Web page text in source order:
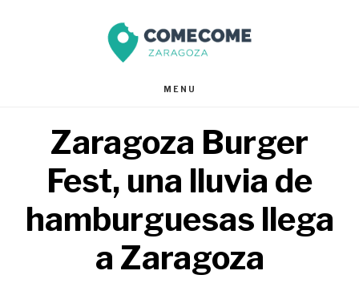
página
MENU
Zaragoza Burger
Fest, una lluvia de
hamburguesas llega
a Zaragoza